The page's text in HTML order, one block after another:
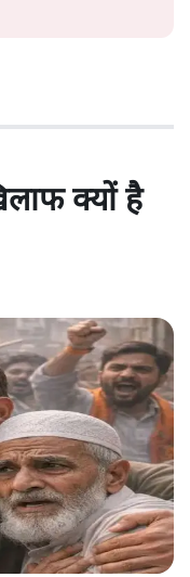
क्यों है